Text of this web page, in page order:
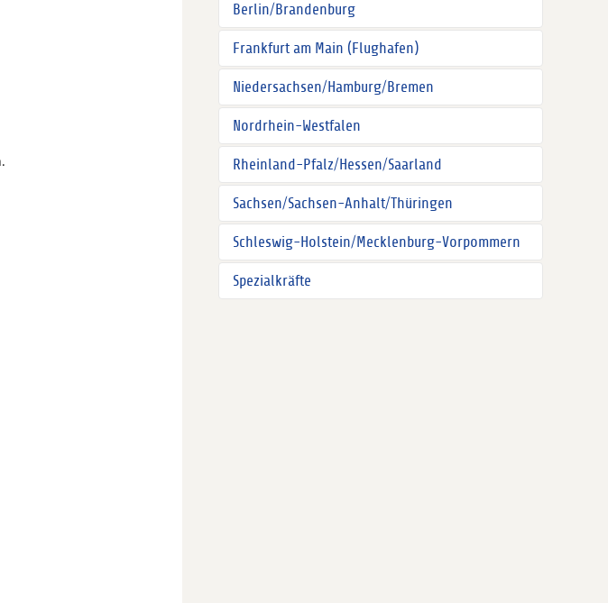
Berlin/Brandenburg
Frankfurt am Main (Flughafen)
Niedersachsen/Hamburg/Bremen
Nordrhein-Westfalen
Rheinland-Pfalz/Hessen/Saarland
Sachsen/Sachsen-Anhalt/Thüringen
Schleswig-Holstein/Mecklenburg-Vorpommern
Spezialkräfte